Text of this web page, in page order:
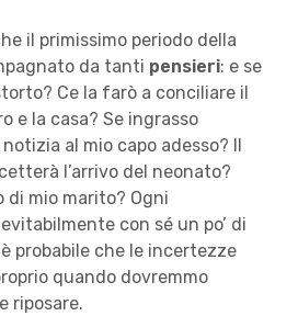
il primissimo periodo della
da tanti pensieri: e se
Ce la farò a conciliare il
e la casa? Se ingrasso
al mio capo adesso? Il
l’arrivo del neonato?
di mio marito? Ogni
con sé un po’ di
probabile che le incertezze
quando dovremmo
riposare.